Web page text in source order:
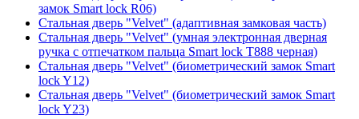
замок Smart lock R06)
Стальная дверь "Velvet" (адаптивная замковая часть)
Стальная дверь "Velvet" (умная электронная дверная
ручка с отпечатком пальца Smart lock T888 черная)
Стальная дверь "Velvet" (биометрический замок Smart
lock Y12)
Стальная дверь "Velvet" (биометрический замок Smart
lock Y23)